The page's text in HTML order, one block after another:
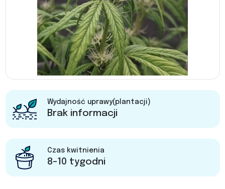
Wydajność uprawy(plantacji)
Brak informacji
Czas kwitnienia
8-10 tygodni